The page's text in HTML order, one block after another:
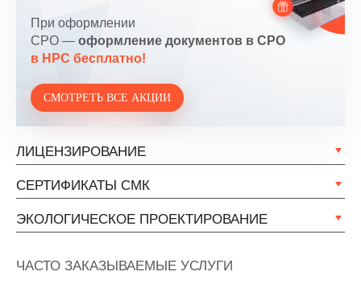
При оформлении
СРО — оформление документов в СРО
в НРС бесплатно!
СМОТРЕТЬ ВСЕ АКЦИИ
ЛИЦЕНЗИРОВАНИЕ
СЕРТИФИКАТЫ СМК
ЭКОЛОГИЧЕСКОЕ ПРОЕКТИРОВАНИЕ
ЧАСТО ЗАКАЗЫВАЕМЫЕ УСЛУГИ